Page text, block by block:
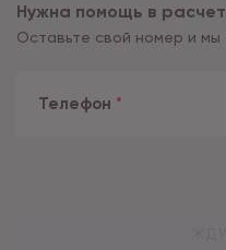
Нужна помощь в
Оставьте свой номер и мы
Телефон *